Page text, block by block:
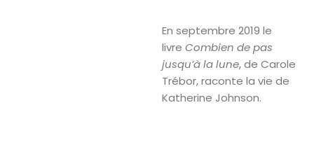
En septembre 2019 le
livre Combien de pas
jusqu’à la lune, de Carole
Trébor, raconte la vie de
Katherine Johnson.